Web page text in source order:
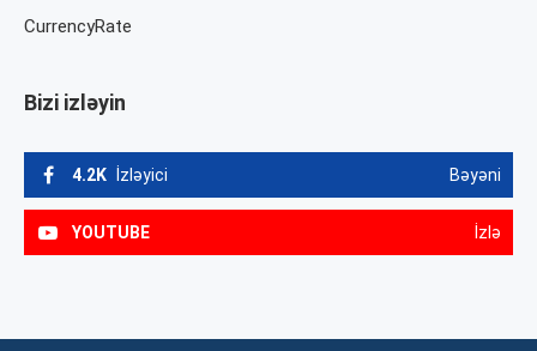
CurrencyRate
Bizi izləyin
4.2K İzləyici Bəyəni
YOUTUBE İzlə